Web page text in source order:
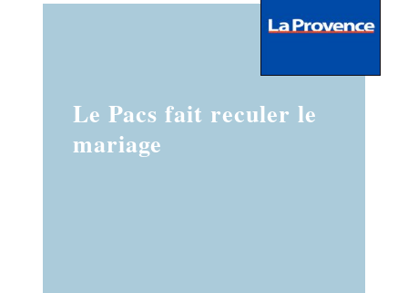
Le Pacs fait reculer le
mariage